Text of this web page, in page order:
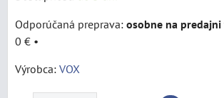
osobne na predajni
0 € •
Výrobca: VOX